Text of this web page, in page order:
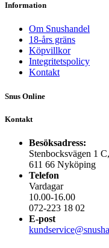
Information
Om Snushandel
18-års gräns
Köpvillkor
Integritetspolicy
Kontakt
Snus Online
Kontakt
Besöksadress:
Stenbocksvägen 1 C,
611 66 Nyköping
Telefon
Vardagar
10.00-16.00
072-223 18 02
E-post